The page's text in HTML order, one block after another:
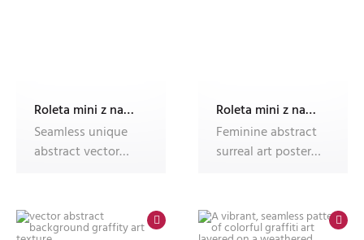
Roleta mini z nadrukiem
Seamless unique
abstract vector
Roleta mini z nadrukiem
Feminine abstract
surreal art poster